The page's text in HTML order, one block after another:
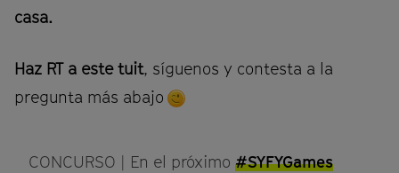
casa.
Haz RT a este tuit, síguenos y contesta a la
pregunta más abajo
CONCURSO | En el próximo #SYFYGames